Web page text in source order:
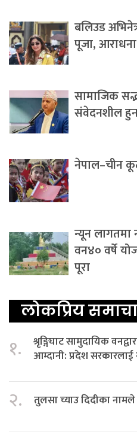
बलिउड
पूजा, आराधना
सामाजिक
संवेदनशील
नेपाल–चीन
न्यून लागतमा
वन४० वर्षे
पूरा
लोकप्रिय
१.
श्रृङ्गिघाट सामुदायिक
आम्दानी: प्रदेश
२. तुलसा च्याउ दिदीका